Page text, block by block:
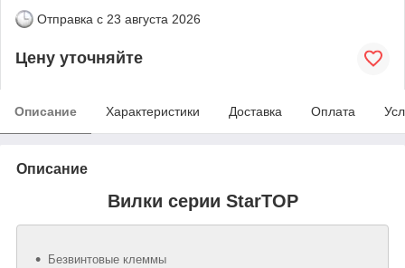
Отправка с 23 августа 2026
Цену уточняйте
Описание Характеристики Доставка Оплата
Описание
Вилки серии StarTOP
Безвинтовые клеммы